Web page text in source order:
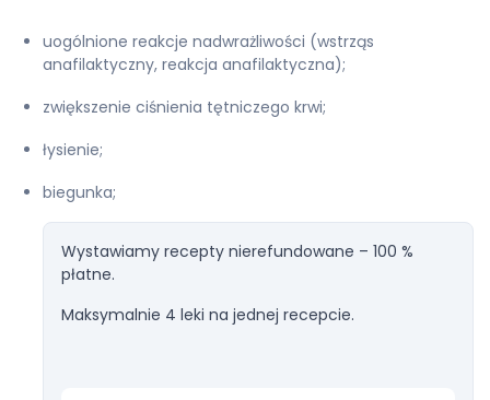
uogólnione reakcje nadwrażliwości (wstrząs
anafilaktyczny, reakcja anafilaktyczna);
zwiększenie ciśnienia tętniczego krwi;
łysienie;
biegunka;
Wystawiamy recepty nierefundowane – 100 %
płatne.
Maksymalnie 4 leki na jednej recepcie.